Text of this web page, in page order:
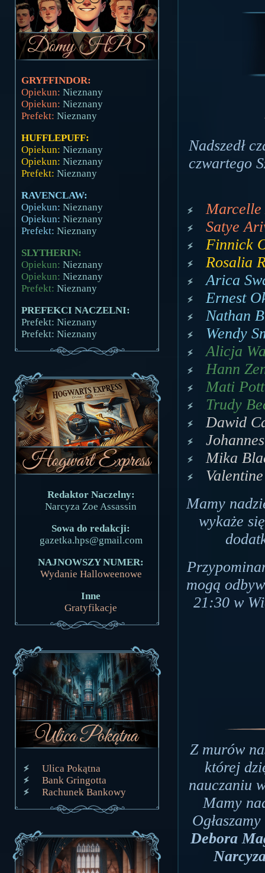
GRYFFINDOR:
Opiekun: Nieznany
Opiekun: Nieznany
Prefekt: Nieznany
HUFFLEPUFF:
Opiekun: Nieznany
Opiekun: Nieznany
Prefekt: Nieznany
RAVENCLAW:
Opiekun: Nieznany
Opiekun: Nieznany
Prefekt: Nieznany
SLYTHERIN:
Opiekun: Nieznany
Opiekun: Nieznany
Prefekt: Nieznany
PREFEKCI NACZELNI:
Prefekt: Nieznany
Prefekt: Nieznany
Redaktor Naczelny:
Narcyza Zoe Assassin
Sowa do redakcji:
gazetka.hps@gmail.com
NAJNOWSZY NUMER:
Wydanie Halloweenowe
Inne
Gratyfikacje
Ulica Pokątna
Bank Gringotta
Rachunek Bankowy
Nadszedł
czwartego
Satye
Finnick
Rosalia
Arica
Ernest
Nathan
Wendy
Alicja
Hann
Mati
Trudy
Dawid
Mika
Mamy
wykaże
mogą
21:30 w
Z murów
której
nauczaniu
Mamy
Debora